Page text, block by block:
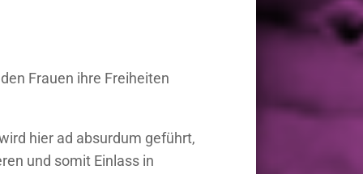
Frauen ihre Freiheiten
hier ad absurdum geführt,
und somit Einlass in